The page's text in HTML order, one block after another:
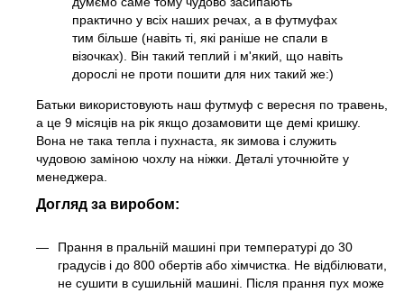
практично у всіх наших речах, а в футмуфах
тим більше (навіть ті, які раніше не спали в
візочках). Він такий теплий і м'який, що навіть
дорослі не проти пошити для них такий же:)
Батьки використовують наш футмуф с вересня по травень,
а це 9 місяців на рік якщо дозамовити ще демі кришку.
Вона не така тепла і пухнаста, як зимова і служить
чудовою заміною чохлу на ніжки. Деталі уточнюйте у
менеджера.
Догляд за виробом:
Прання в пральній машині при температурі до 30
градусів і до 800 обертів або хімчистка. Не відбілювати,
не сушити в сушильній машині. Після прання пух може